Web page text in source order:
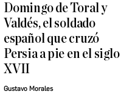
Domingo de Toral y
Valdés, el soldado
español que cruzó
Persia a pie en el siglo
XVII
Gustavo Morales